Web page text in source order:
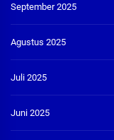
September 2025
Agustus 2025
Juli 2025
Juni 2025